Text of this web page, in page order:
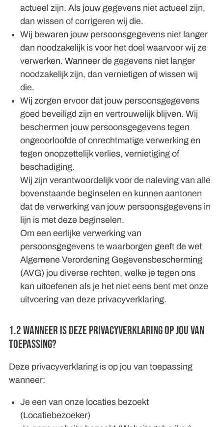
actueel zijn. Als jouw gegevens niet actueel zijn,
dan wissen of corrigeren wij die.
Wij bewaren jouw persoonsgegevens niet langer
dan noodzakelijk is voor het doel waarvoor wij ze
verwerken. Wanneer de gegevens niet langer
noodzakelijk zijn, dan vernietigen of wissen wij
die.
Wij zorgen ervoor dat jouw persoonsgegevens
goed beveiligd zijn en vertrouwelijk blijven. Wij
beschermen jouw persoonsgegevens tegen
ongeoorloofde of onrechtmatige verwerking en
tegen onopzettelijk verlies, vernietiging of
beschadiging.
Wij zijn verantwoordelijk voor de naleving van alle
bovenstaande beginselen en kunnen aantonen
dat de verwerking van jouw persoonsgegevens in
lijn is met deze beginselen.
Om een eerlijke verwerking van
persoonsgegevens te waarborgen geeft de wet
Algemene Verordening Gegevensbescherming
(AVG) jou diverse rechten, welke je tegen ons
kan uitoefenen als je het niet eens bent met onze
uitvoering van deze privacyverklaring.
1.2 Wanneer is deze privacyverklaring op jou van
toepassing?
Deze privacyverklaring is op jou van toepassing
wanneer:
Je een van onze locaties bezoekt
(Locatiebezoeker)